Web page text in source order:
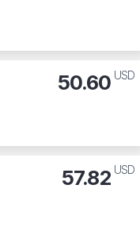
50.60 USD
57.82 USD